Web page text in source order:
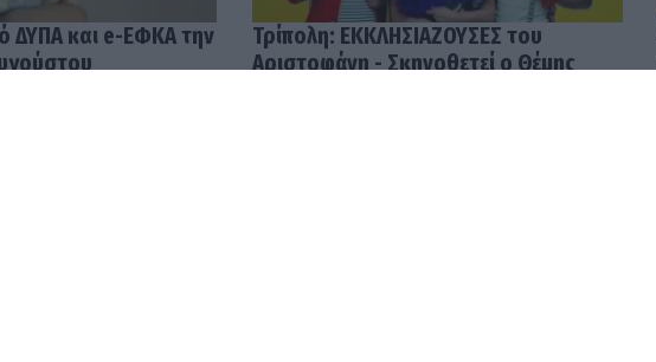
ΔΥΠΑ και e-ΕΦΚΑ την
Τρίπολη: ΕΚΚΛΗΣΙΑΖΟΥΣΕΣ του
Αριστοφάνη - Σκηνοθετεί ο Θέμης